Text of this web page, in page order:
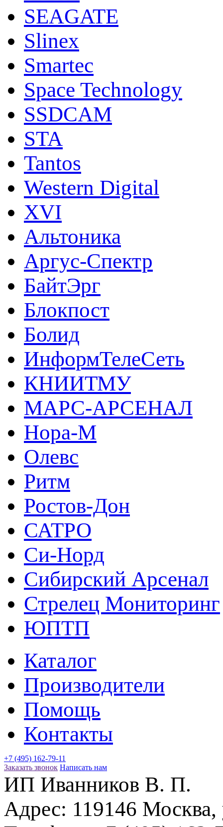
SEAGATE
Slinex
Smartec
Space Technology
SSDCAM
STA
Tantos
Western Digital
XVI
Альтоника
Аргус-Спектр
БайтЭрг
Блокпост
Болид
ИнформТелеСеть
КНИИТМУ
МАРС-АРСЕНАЛ
Нора-М
Олевс
Ритм
Ростов-Дон
САТРО
Си-Норд
Сибирский Арсенал
Стрелец Мониторинг
ЮПТП
Каталог
Производители
Помощь
Контакты
+7 (495) 162-79-11
Заказать звонок Написать нам
ИП Иванников В. П.
Адрес: 119146 Москва,